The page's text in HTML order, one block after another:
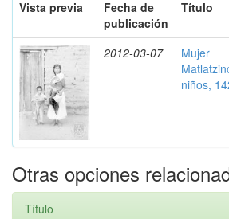
Vista previa
Fecha de
publicación
Título
2012-03-07
Mujer
niños,
Otras opciones
Título